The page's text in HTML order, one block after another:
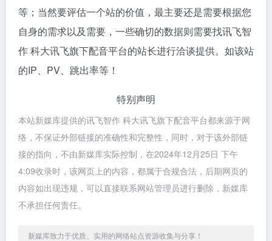
等；当然要评估一个站的价值，最主要还是需要根据您
自身的需求以及需要，一些确切的数据则需要找讯飞智
作 科大讯飞旗下配音平台的站长进行洽谈提供。如该站
的IP、PV、跳出率等！
特别声明
本站新媒库提供的讯飞智作 科大讯飞旗下配音平台都来源于网
络，不保证外部链接的准确性和完整性，同时，对于该外部链
接的指向，不由新媒库实际控制，在2024年12月25日 下午
4:09收录时，该网页上的内容，都属于合规合法，后期网页的
内容如出现违规，可以直接联系网站管理员进行删除，新媒库
不承担任何责任。
新媒库致力于优质、实用的网络站点资源收集与分享！